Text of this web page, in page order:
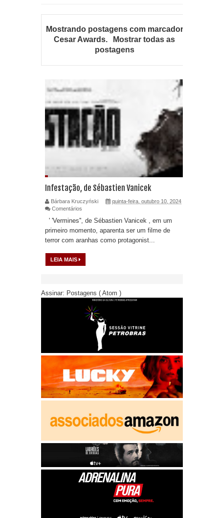
Mostrando postagens com marcador
Cesar Awards.
Mostrar todas as
postagens
Infestação, de Sébastien Vanicek
Bárbara Kruczyński
quinta-feira, outubro 10, 2024
Comentários
' 'Vermines'', de Sébastien Vanicek , em um
primeiro momento, aparenta ser um filme de
terror com aranhas como protagonist...
LEIA MAIS
Assinar: Postagens ( Atom )